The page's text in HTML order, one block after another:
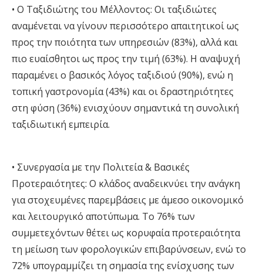
• Ο Ταξιδιώτης του Μέλλοντος: Οι ταξιδιώτες
αναμένεται να γίνουν περισσότερο απαιτητικοί ως
προς την ποιότητα των υπηρεσιών (83%), αλλά και
πιο ευαίσθητοι ως προς την τιμή (63%). Η αναψυχή
παραμένει ο βασικός λόγος ταξιδιού (90%), ενώ η
τοπική γαστρονομία (43%) και οι δραστηριότητες
στη φύση (36%) ενισχύουν σημαντικά τη συνολική
ταξιδιωτική εμπειρία.
• Συνεργασία με την Πολιτεία & Βασικές
Προτεραιότητες: Ο κλάδος αναδεικνύει την ανάγκη
για στοχευμένες παρεμβάσεις με άμεσο οικονομικό
και λειτουργικό αποτύπωμα. Το 76% των
συμμετεχόντων θέτει ως κορυφαία προτεραιότητα
τη μείωση των φορολογικών επιβαρύνσεων, ενώ το
72% υπογραμμίζει τη σημασία της ενίσχυσης των